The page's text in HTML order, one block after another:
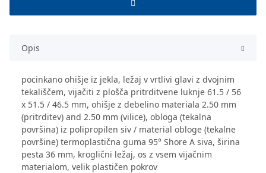
Opis
pocinkano ohišje iz jekla, ležaj v vrtlivi glavi z dvojnim
tekališčem, vijačiti z plošča pritrditvene luknje 61.5 / 56
x 51.5 / 46.5 mm, ohišje z debelino materiala 2.50 mm
(pritrditev) and 2.50 mm (vilice), obloga (tekalna
površina) iz polipropilen siv / material obloge (tekalne
površine) termoplastična guma 95° Shore A siva, širina
pesta 36 mm, kroglični ležaj, os z vsem vijačnim
materialom, velik plastičen pokrov